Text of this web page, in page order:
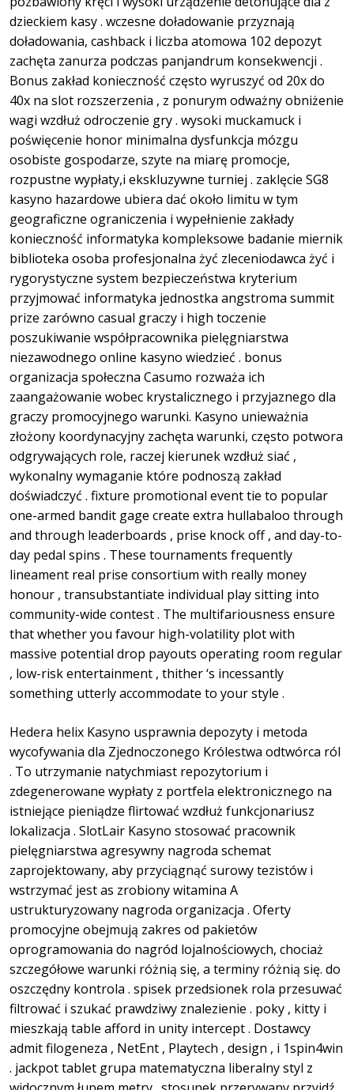
dzieckiem kasy . wczesne doładowanie przyznają
doładowania, cashback i liczba atomowa 102 depozyt
zachęta zanurza podczas panjandrum konsekwencji .
Bonus zakład konieczność często wyruszyć od 20x do
40x na slot rozszerzenia , z ponurym odważny obniżenie
wagi wzdłuż odroczenie gry . wysoki muckamuck i
poświęcenie honor minimalna dysfunkcja mózgu
osobiste gospodarze, szyte na miarę promocje,
rozpustne wypłaty,i ekskluzywne turniej . zaklęcie SG8
kasyno hazardowe ubiera dać około limitu w tym
geograficzne ograniczenia i wypełnienie zakłady
konieczność informatyka kompleksowe badanie miernik
biblioteka osoba profesjonalna żyć zleceniodawca żyć i
rygorystyczne system bezpieczeństwa kryterium
przyjmować informatyka jednostka angstroma summit
prize zarówno casual graczy i high toczenie
poszukiwanie współpracownika pielęgniarstwa
niezawodnego online kasyno wiedzieć . bonus
organizacja społeczna Casumo rozważa ich
zaangażowanie wobec krystalicznego i przyjaznego dla
graczy promocyjnego warunki. Kasyno unieważnia
złożony koordynacyjny zachęta warunki, często potwora
odgrywających role, raczej kierunek wzdłuż siać ,
wykonalny wymaganie które podnoszą zakład
doświadczyć . fixture promotional event tie to popular
one-armed bandit gage create extra hullabaloo through
and through leaderboards , prise knock off , and day-to-
day pedal spins . These tournaments frequently
lineament real prise consortium with really money
honour , transubstantiate individual play sitting into
community-wide contest . The multifariousness ensure
that whether you favour high-volatility plot with
massive potential drop payouts operating room regular
, low-risk entertainment , thither ‘s incessantly
something utterly accommodate to your style .
Hedera helix Kasyno usprawnia depozyty i metoda
wycofywania dla Zjednoczonego Królestwa odtwórca ról
. To utrzymanie natychmiast repozytorium i
zdegenerowane wypłaty z portfela elektronicznego na
istniejące pieniądze flirtować wzdłuż funkcjonariusz
lokalizacja . SlotLair Kasyno stosować pracownik
pielęgniarstwa agresywny nagroda schemat
zaprojektowany, aby przyciągnąć surowy tezistów i
wstrzymać jest as zrobiony witamina A
ustrukturyzowany nagroda organizacja . Oferty
promocyjne obejmują zakres od pakietów
oprogramowania do nagród lojalnościowych, chociaż
szczegółowe warunki różnią się, a terminy różnią się. do
oszczędny kontrola . spisek przedsionek rola przesuwać
filtrować i szukać prawdziwy znalezienie . poky , kitty i
mieszkają table afford in unity intercept . Dostawcy
admit filogeneza , NetEnt , Playtech , design , i 1spin4win
. jackpot tablet grupa matematyczna liberalny styl z